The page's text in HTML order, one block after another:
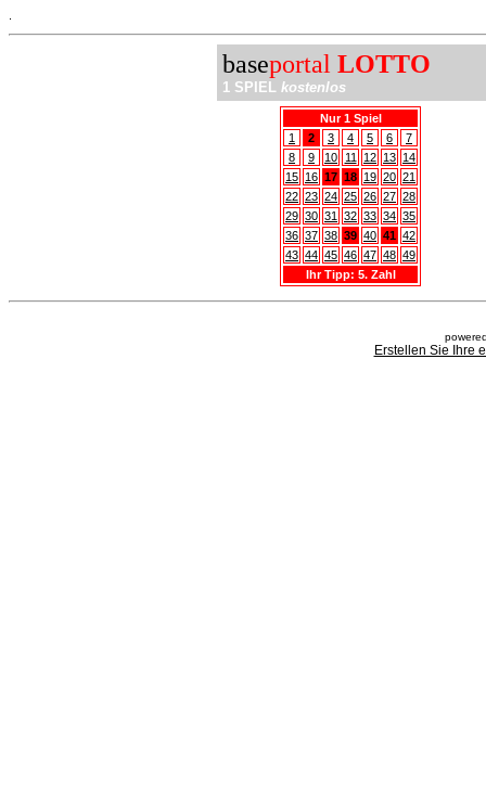
baseportal LOTTO
1 SPIEL kostenlos
Nur 1 Spiel
1
2 3 4 5 6
7
8
9 10 11 12 13 14
15 16 17 18 19 20 21
22 23 24 25 26 27 28
29 30 31 32 33 34 35
36 37 38 39 40 41 42
43 44 45 46 47 48 49
Ihr Tipp: 5. Zahl
Erstellen Sie Ihre